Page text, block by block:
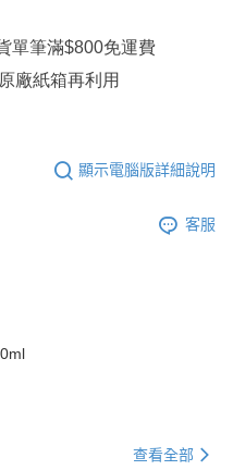
單筆滿$800免運費
廠紙箱再利用
顯示電腦版詳細說明
客服
查看全部